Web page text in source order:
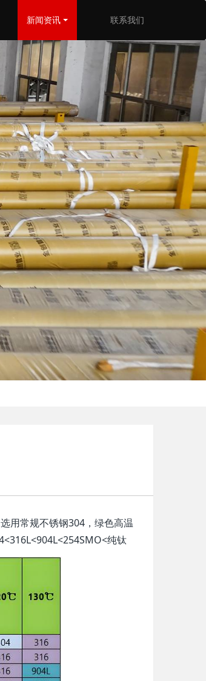
新闻资讯 联系我们
用常规不锈钢304，绿色高温
纯钛